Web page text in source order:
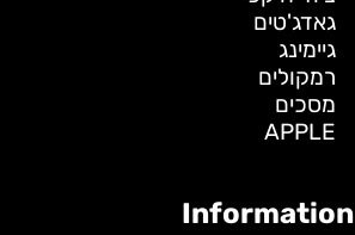
גאדג'טים
גיימינג
רמקולים
מסכים
APPLE
Information